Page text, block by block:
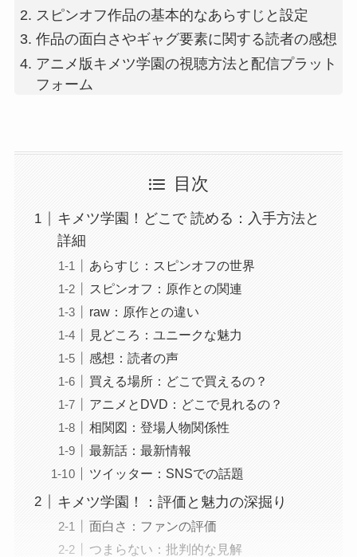
スピンオフ作品の基本的なあらすじと設定
作品の面白さやギャグ要素に関する読者の感想
アニメ版キメツ学園の視聴方法と配信プラット
フォーム
目次
キメツ学園！どこで 読める：入手方法と
詳細
あらすじ：スピンオフの世界
スピンオフ：原作との関連
raw：原作との違い
見どころ：ユニークな魅力
感想：読者の声
買える場所：どこで買えるの？
アニメとDVD：どこで見れるの？
相関図：登場人物関係性
最新話：最新情報
ツイッター：SNSでの話題
キメツ学園！：評価と魅力の深掘り
面白さ：ファンの評価
つまらない：批判的な見解